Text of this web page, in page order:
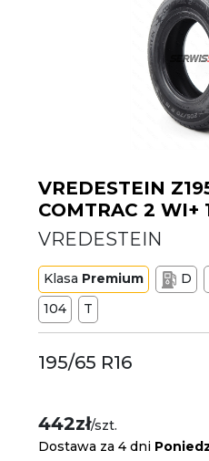
VREDESTEIN
COMTRAC 2 WI+
VREDESTEIN
Klasa Premium D
104
T
195/65 R16
442zł/szt.
Dostawa za 4 dni